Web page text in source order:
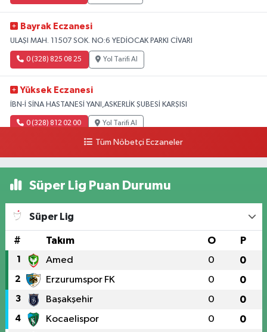
Bayrak Eczanesi
ULAŞI MAH. 11507 SOK. NO:6 YEDİOCAK PARKI CİVARI
0 (328) 825 08 25 Yol Tarifi Al
Yüksek Eczanesi
İBN-İ SİNA HASTANESİ YANI,ASKERLİK ŞUBESİ KARŞISI
0 (328) 812 02 00 Yol Tarifi Al
Tüm Nöbetçi Eczaneler
Süper Lig Puan Durumu
Süper Lig
# Takım O P
1 Amed 0 0
2 Erzurumspor FK 0 0
3 Başakşehir 0 0
4 Kocaelispor 0 0